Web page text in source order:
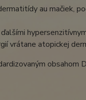
au mačiek,
vrátane atopickej
obsahom